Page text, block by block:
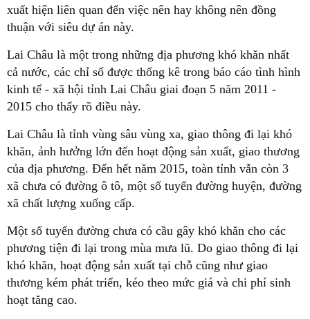
xuất hiện liên quan đến việc nên hay không nên đồng
thuận với siêu dự án này.
Lai Châu là một trong những địa phương khó khăn nhất
cả nước, các chỉ số được thống kê trong báo cáo tình hình
kinh tế - xã hội tỉnh Lai Châu giai đoạn 5 năm 2011 -
2015 cho thấy rõ điều này.
Lai Châu là tỉnh vùng sâu vùng xa, giao thông đi lại khó
khăn, ảnh hưởng lớn đến hoạt động sản xuất, giao thương
của địa phương. Đến hết năm 2015, toàn tỉnh vẫn còn 3
xã chưa có đường ô tô, một số tuyến đường huyện, đường
xã chất lượng xuống cấp.
Một số tuyến đường chưa có cầu gây khó khăn cho các
phương tiện đi lại trong mùa mưa lũ. Do giao thông đi lại
khó khăn, hoạt động sản xuất tại chỗ cũng như giao
thương kém phát triển, kéo theo mức giá và chi phí sinh
hoạt tăng cao.